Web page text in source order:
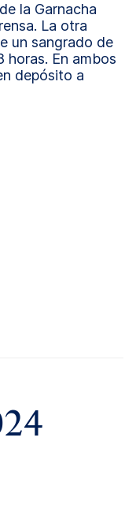
la Garnacha
La otra
un sangrado de
horas. En ambos
depósito a